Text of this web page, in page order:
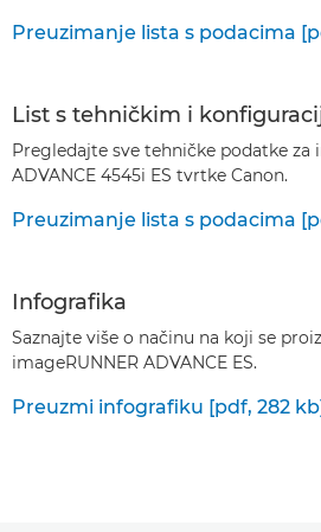
Preuzimanje lista s podacima
List s tehničkim i
Pregledajte sve tehničke podatke za
ADVANCE 4545i ES tvrtke Canon.
Preuzimanje lista s podacima
Infografika
Saznajte više o načinu na koji se
imageRUNNER ADVANCE ES.
Preuzmi infografiku [pdf, 282